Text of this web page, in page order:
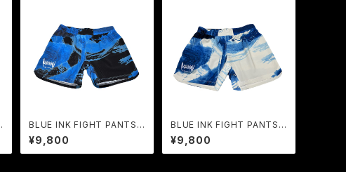
BLUE INK FIGHT PANTS -
DEEP BLUE
¥9,800
BLUE INK FIGHT PANTS -
WHITE BLUE
¥9,800